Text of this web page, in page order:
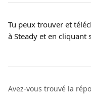
Tu peux trouver et
à Steady et en cliquant
Avez-vous trouvé la